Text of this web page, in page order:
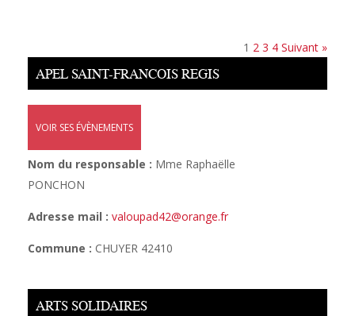
1 2 3 4 Suivant »
APEL SAINT-FRANCOIS REGIS
VOIR SES ÉVÈNEMENTS
Nom du responsable : Mme Raphaëlle
PONCHON
Adresse mail : valoupad42@orange.fr
Commune : CHUYER 42410
ARTS SOLIDAIRES